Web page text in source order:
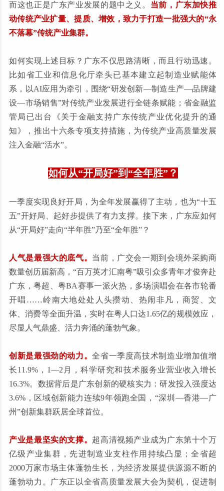
而这也正是广东产业发展的题中之义。 当前，广东加快推
动传统产业扩量、提质、增效，致力于打造一批强大的“永
不落幕”传统产业集群。
如何实现上述目标？广东不仅思路清晰，而且行动迅速。
比如省工业和信息化厅牵头已基本建立起制造业赋能体
系，以AI应用为牵引，围绕“研发创新—制造生产—品牌建
设—市场销售”对传统产业发展进行全链条赋能；省金融监
管局已出台《关于金融支持广东传统产业优化提升的通
知》，推出十六条专项支持措施，为传统产业高质量发展
注入金融“活水”。
如何从“开局好”到“全年胜”？
一季度实现良好开局，为全年发展赢得了主动，也为“十五
五”开好局、起好步提供了有力支撑。接下来，广东应如何
从“开局好”走向“半年胜”乃至“全年胜”？
人气是最强大的底气。 当前，广交会一期到会境外采购商
数量创历届新高，“百万英才汇南粤”吸引众多青年才俊奔赴
广东，粤超、粤BA赛事一派火热，多场演唱会在各市轮番
开唱……岭南大地处处人头攒动、热闹非凡，商贸、文
体、消费等全面升温，实时在粤人口达1.65亿的规模效应，
尽显人气鼎盛、活力奔涌的蓬勃气象。
创新是最强劲的动力。全省一季度高技术制造业增加值增
长11.9%，1—2月，科学研究和技术服务业营业收入增长
16.3%。数据背后是广东创新的硬核实力：研发投入强度达
3.6%，区域创新能力连续9年领跑全国，“深圳—香港—广
州”创新集群跃居全球首位。
产业是最坚实的支撑。 超高清视频产业成为广东第十个万
亿级产业集群，先进制造业支柱作用持续凸显；全省超
2000万家市场主体蓬勃生长，为经济发展提供源源不断的
蓬勃动力。广东正以全省高质量发展大会为契机，促进制